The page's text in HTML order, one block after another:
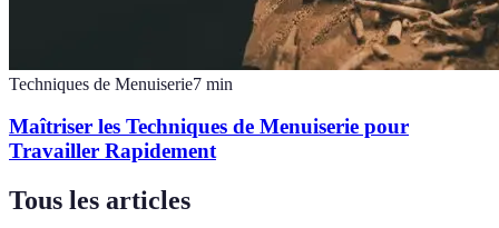
Techniques de Menuiserie7 min
Maîtriser les Techniques de Menuiserie pour
Travailler Rapidement
Tous les articles